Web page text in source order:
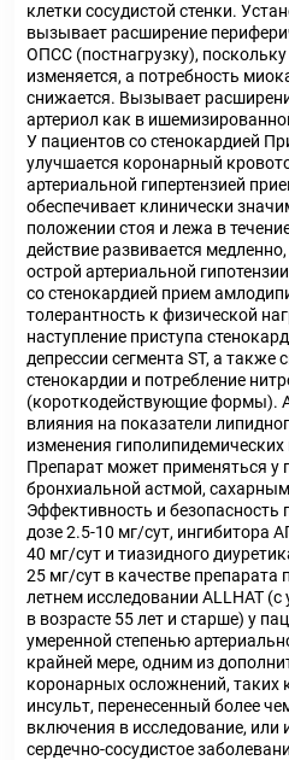
клетки сосудистой стенки.
вызывает расширение
ОПСС (постнагрузку),
изменяется, а потребность
снижается. Вызывает
артериол как в
У пациентов со стенокардией
улучшается коронарный
артериальной гипертензией
обеспечивает клинически
положении стоя и лежа в
действие развивается
острой артериальной
со стенокардией прием
толерантность к физической
наступление приступа
депрессии сегмента ST, а также
стенокардии и потребление
(короткодействующие формы).
влияния на показатели
изменения
Препарат может применяться у
бронхиальной астмой,
Эффективность и
дозе 2.5-10 мг/сут, ингибитора
40 мг/сут и тиазидного
25 мг/сут в качестве препарата
летнем исследовании ALLHAT
в возрасте 55 лет и старше) у
умеренной степенью
крайней мере, одним из
коронарных осложнений, таких
инсульт, перенесенный более
включения в исследование, или
сердечно-сосудистое